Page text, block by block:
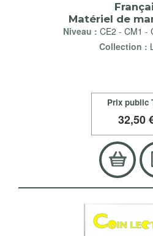
Matériel de
Niveau : CE2 - CM1 -
Collection :
Prix public
32,50